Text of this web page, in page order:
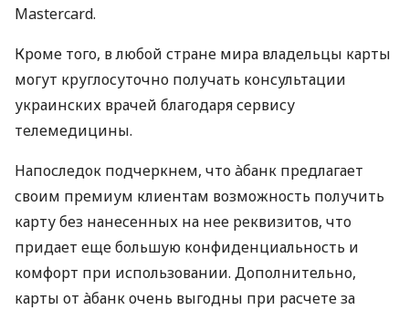
Mastercard.
Кроме того, в любой стране мира владельцы карты
могут круглосуточно получать консультации
украинских врачей благодаря сервису
телемедицины.
Напоследок подчеркнем, что àбанк предлагает
своим премиум клиентам возможность получить
карту без нанесенных на нее реквизитов, что
придает еще большую конфиденциальность и
комфорт при использовании. Дополнительно,
карты от àбанк очень выгодны при расчете за